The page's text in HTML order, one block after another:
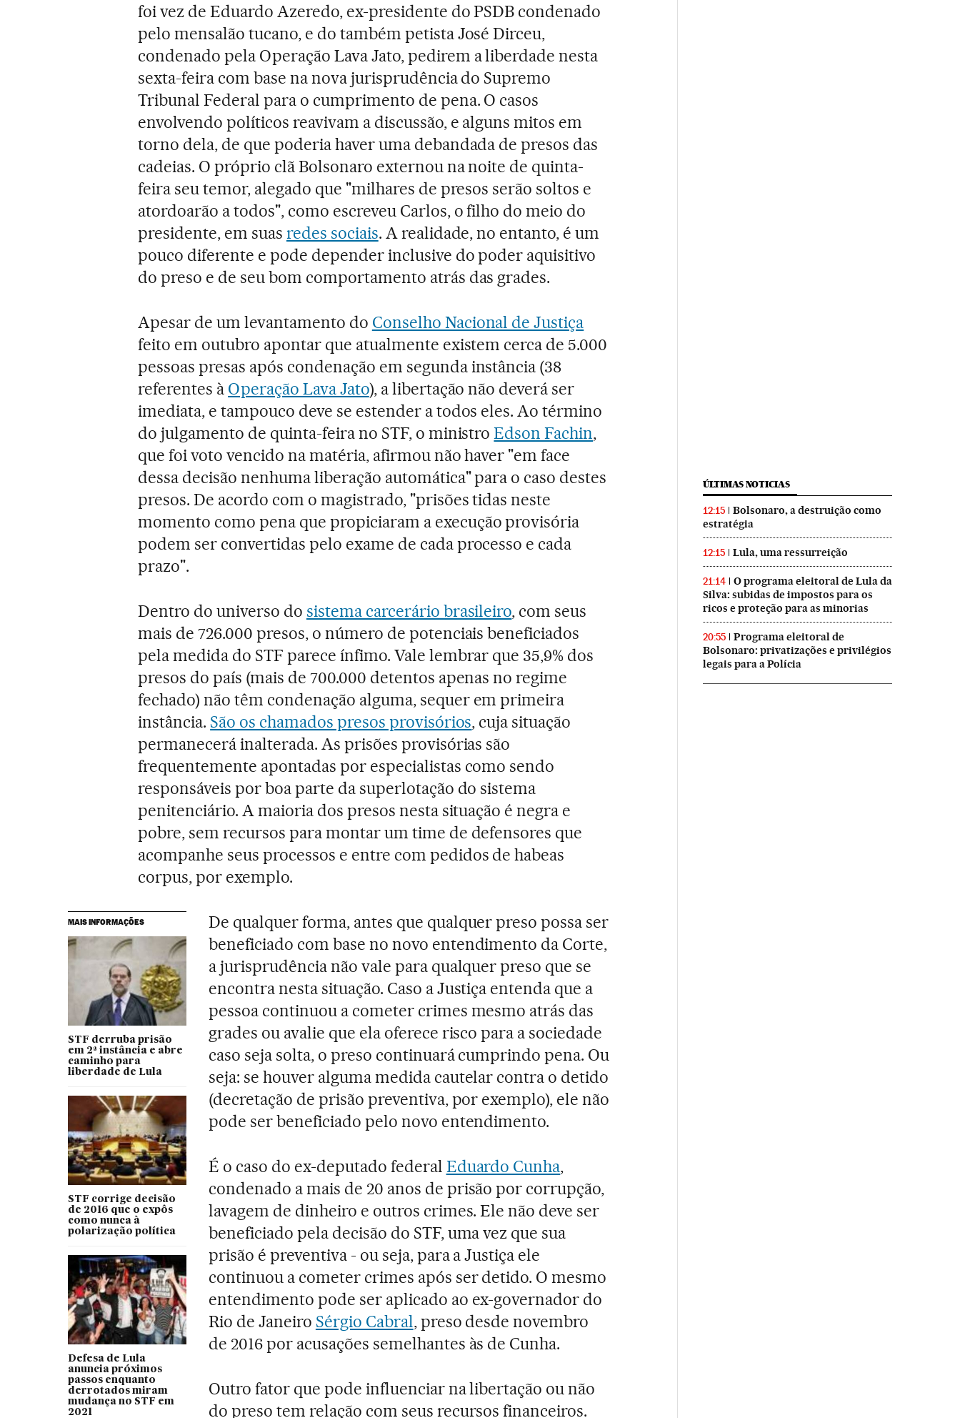
foi vez de Eduardo Azeredo, ex-presidente do PSDB condenado
pelo mensalão tucano, e do também petista José Dirceu,
condenado pela Operação Lava Jato, pedirem a liberdade nesta
sexta-feira com base na nova jurisprudência do Supremo
Tribunal Federal para o cumprimento de pena. O casos
envolvendo políticos reavivam a discussão, e alguns mitos em
torno dela, de que poderia haver uma debandada de presos das
cadeias. O próprio clã Bolsonaro externou na noite de quinta-
feira seu temor, alegado que "milhares de presos serão soltos e
atordoarão a todos", como escreveu Carlos, o filho do meio do
presidente, em suas redes sociais. A realidade, no entanto, é um
pouco diferente e pode depender inclusive do poder aquisitivo
do preso e de seu bom comportamento atrás das grades.
Apesar de um levantamento do Conselho Nacional de Justiça
feito em outubro apontar que atualmente existem cerca de 5.000
pessoas presas após condenação em segunda instância (38
referentes à Operação Lava Jato), a libertação não deverá ser
imediata, e tampouco deve se estender a todos eles. Ao término
do julgamento de quinta-feira no STF, o ministroEdson Fachin,
que foi voto vencido na matéria, afirmou não haver "em face
dessa decisão nenhuma liberação automática" para o caso destes
presos. De acordo com o magistrado, "prisões tidas neste
momento como pena que propiciaram a execução provisória
podem ser convertidas pelo exame de cada processo e cada
prazo".
Dentro do universo do sistema carcerário brasileiro, com seus
mais de 726.000 presos, o número de potenciais beneficiados
pela medida do STF parece ínfimo. Vale lembrar que 35,9% dos
presos do país (mais de 700.000 detentos apenas no regime
fechado) não têm condenação alguma, sequer em primeira
instância. São os chamados presos provisórios, cuja situação
permanecerá inalterada. As prisões provisórias são
frequentemente apontadas por especialistas como sendo
responsáveis por boa parte da superlotação do sistema
penitenciário. A maioria dos presos nesta situação é negra e
pobre, sem recursos para montar um time de defensores que
acompanhe seus processos e entre com pedidos de habeas
corpus, por exemplo.
MAIS INFORMAÇÕES
STF derruba prisão
em 2ª instância e abre
caminho para
liberdade de Lula
STF corrige decisão
de 2016 que o expôs
como nunca à
polarização política
Defesa de Lula
anuncia próximos
passos enquanto
derrotados miram
mudança no STF em
2021
De qualquer forma, antes que qualquer preso possa ser
beneficiado com base no novo entendimento da Corte,
a jurisprudência não vale para qualquer preso que se
encontra nesta situação. Caso a Justiça entenda que a
pessoa continuou a cometer crimes mesmo atrás das
grades ou avalie que ela oferece risco para a sociedade
caso seja solta, o preso continuará cumprindo pena. Ou
seja: se houver alguma medida cautelar contra o detido
(decretação de prisão preventiva, por exemplo), ele não
pode ser beneficiado pelo novo entendimento.
É o caso do ex-deputado federal Eduardo Cunha,
condenado a mais de 20 anos de prisão por corrupção,
lavagem de dinheiro e outros crimes. Ele não deve ser
beneficiado pela decisão do STF, uma vez que sua
prisão é preventiva - ou seja, para a Justiça ele
continuou a cometer crimes após ser detido. O mesmo
entendimento pode ser aplicado ao ex-governador do
Rio de Janeiro Sérgio Cabral, preso desde novembro
de 2016 por acusações semelhantes às de Cunha.
Outro fator que pode influenciar na libertação ou não
do preso tem relação com seus recursos financeiros.
ÚLTIMAS NOTICIAS
12:15
Bolsonaro, a destruição como
estratégia
12:15 Lula, uma ressurreição
21:14
O programa eleitoral de Lula da
Silva: subidas de impostos para os
ricos e proteção para as minorias
20:55
Programa eleitoral de
Bolsonaro: privatizações e privilégios
legais para a Polícia